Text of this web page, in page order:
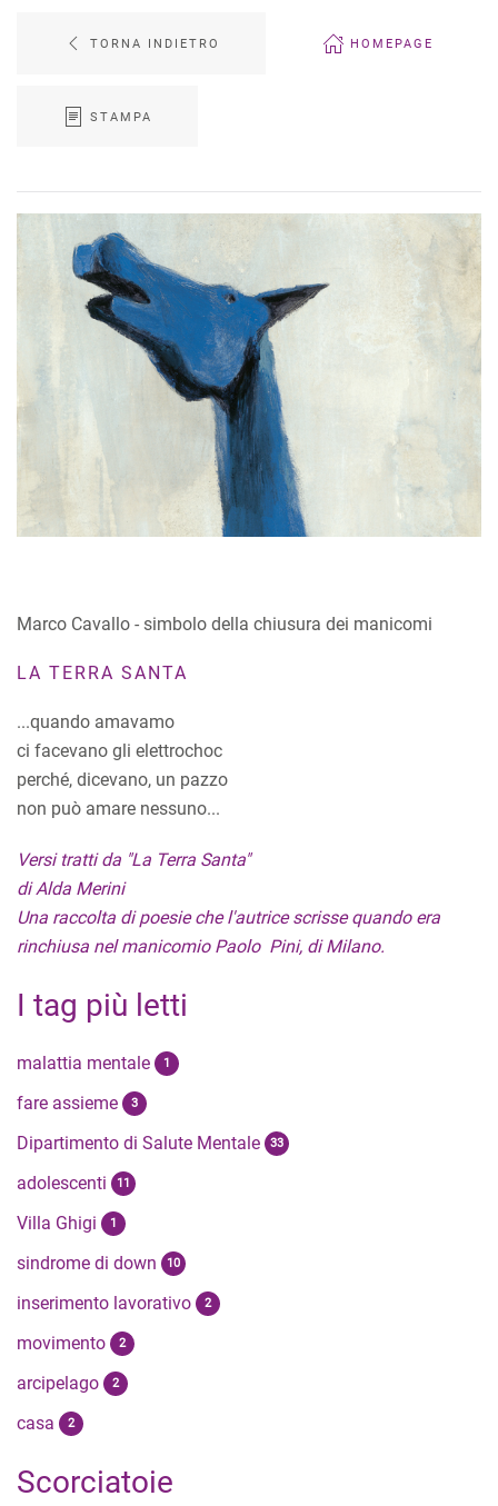
TORNA INDIETRO HOMEPAGE
STAMPA
Marco Cavallo - simbolo della chiusura dei manicomi
LA TERRA SANTA
...quando amavamo
ci facevano gli elettrochoc
perché, dicevano, un pazzo
non può amare nessuno...
Versi tratti da "La Terra Santa"
di Alda Merini
Una raccolta di poesie che l'autrice scrisse quando era
rinchiusa nel manicomio Paolo Pini, di Milano.
I tag più letti
malattia mentale 1
fare assieme 3
Dipartimento di Salute Mentale 33
adolescenti 11
Villa Ghigi 1
sindrome di down 10
inserimento lavorativo 2
movimento 2
arcipelago 2
casa 2
Scorciatoie